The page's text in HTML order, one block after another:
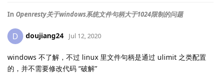
In Openresty关于windows系统文件句柄大于1024限制的问题
D doujiang24 Jul 12, 2020
windows 不了解，不过 linux 里文件句柄是通过 ulimit 之类配置
的，并不需要修改代码 “破解”